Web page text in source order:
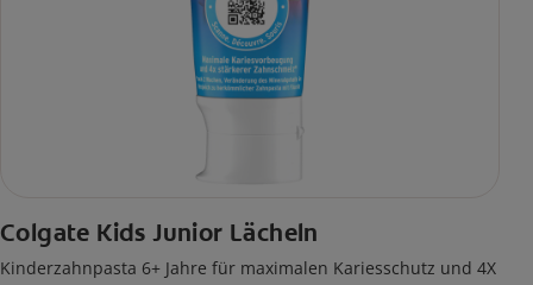
Colgate Kids Junior Lächeln
Kinderzahnpasta 6+ Jahre für maximalen Kariesschutz und 4X